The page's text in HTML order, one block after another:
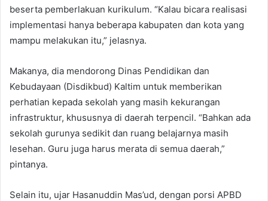
beserta pemberlakuan kurikulum. “Kalau bicara realisasi
implementasi hanya beberapa kabupaten dan kota yang
mampu melakukan itu,” jelasnya.
Makanya, dia mendorong Dinas Pendidikan dan
Kebudayaan (Disdikbud) Kaltim untuk memberikan
perhatian kepada sekolah yang masih kekurangan
infrastruktur, khususnya di daerah terpencil. “Bahkan ada
sekolah gurunya sedikit dan ruang belajarnya masih
lesehan. Guru juga harus merata di semua daerah,”
pintanya.
Selain itu, ujar Hasanuddin Mas’ud, dengan porsi APBD